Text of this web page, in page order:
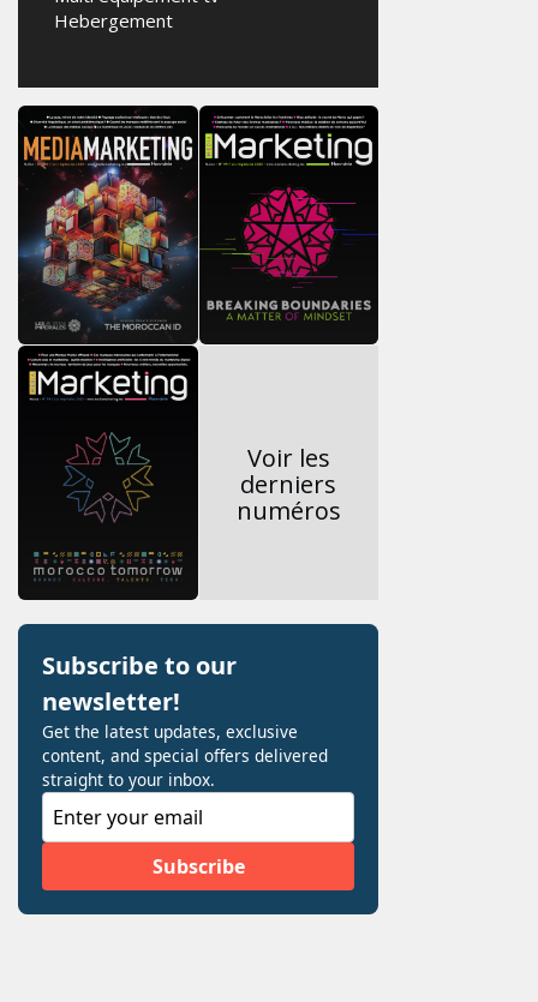
Hebergement
Voir les
derniers
numéros